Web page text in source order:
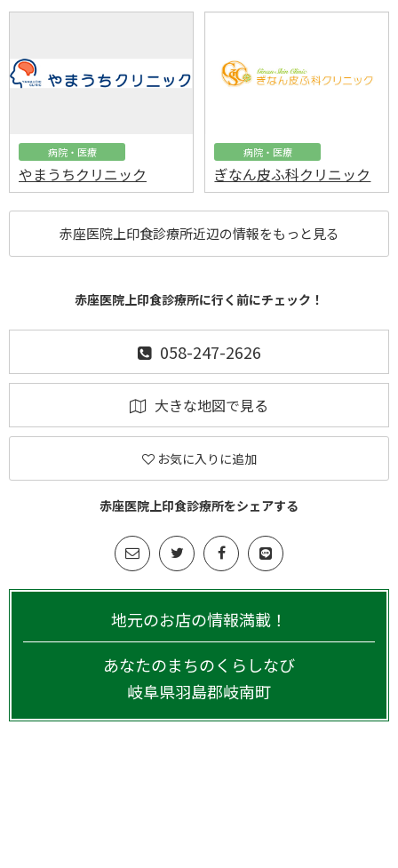
病院・医療
やまうちクリニック
病院・医療
ぎなん皮ふ科クリニック
赤座医院上印食診療所近辺の情報をもっと見る
赤座医院上印食診療所に行く前にチェック！
058-247-2626
大きな地図で見る
お気に入りに追加
赤座医院上印食診療所をシェアする
地元のお店の情報満載！
あなたのまちのくらしなび
岐阜県羽島郡岐南町